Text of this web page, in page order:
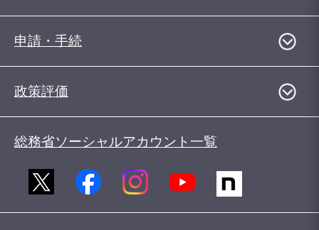
申請・手続
政策評価
総務省ソーシャルアカウント一覧